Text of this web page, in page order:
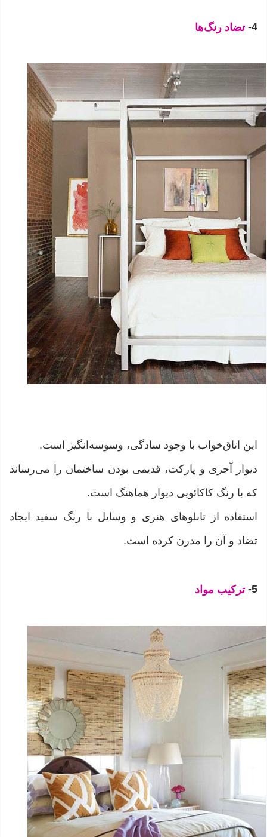
4- تضاد رنگ‌ها
این اتاق‌خواب با وجود سادگی، وسوسه‌انگیز است.
دیوار آجری و پارکت، قدیمی بودن ساختمان را می‌رساند
که با رنگ کاکائویی دیوار هماهنگ است.
استفاده از تابلوهای هنری و وسایل با رنگ سفید ایجاد
تضاد و آن را مدرن کرده است.
5- ترکیب مواد